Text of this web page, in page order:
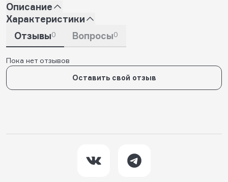
Описание
Характеристики
Отзывы0 Вопросы0
Пока нет отзывов
Оставить свой отзыв